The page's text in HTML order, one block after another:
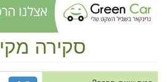
סקירה